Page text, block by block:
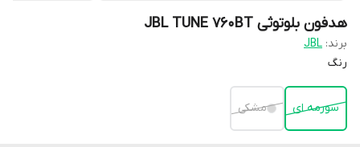
هدفون بلوتوثی JBL TUNE 760BT
برند: JBL
رنگ
سورمه ای مشکی